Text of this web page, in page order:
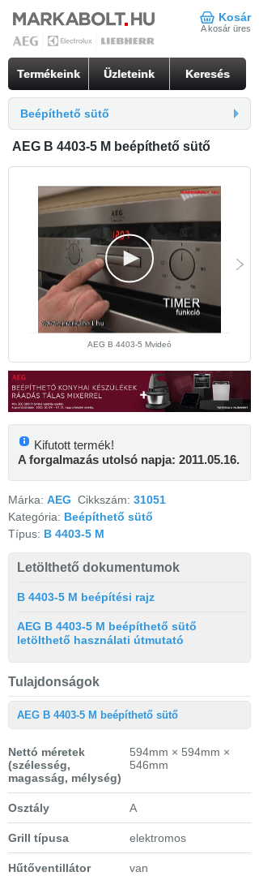
Kosár
A kosár üres
Termékeink Üzleteink Keresés
Beépíthető sütő
AEG B 4403-5 M beépíthető sütő
AEG B 4403-5 Mvideó
Kifutott termék!
A forgalmazás utolsó napja: 2011.05.16.
Márka: AEG Cikkszám: 31051
Kategória: Beépíthető sütő
Típus: B 4403-5 M
Letölthető dokumentumok
B 4403-5 M beépítési rajz
AEG B 4403-5 M beépíthető sütő
letölthető használati útmutató
Tulajdonságok
AEG B 4403-5 M beépíthető sütő
Nettó méretek
(szélesség,
magasság, mélység)
594mm × 594mm ×
546mm
Osztály A
Grill típusa elektromos
Hűtőventillátor van